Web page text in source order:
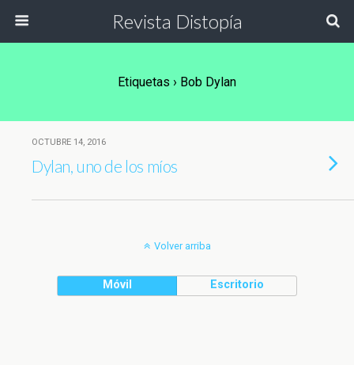
Revista Distopía
Etiquetas › Bob Dylan
OCTUBRE 14, 2016
Dylan, uno de los míos
Volver arriba
Móvil Escritorio